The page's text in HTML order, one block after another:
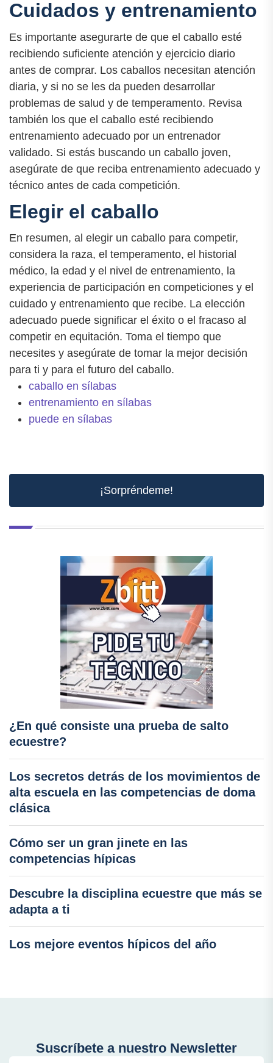
Cuidados y entrenamiento
Es importante asegurarte de que el caballo esté
recibiendo suficiente atención y ejercicio diario
antes de comprar. Los caballos necesitan atención
diaria, y si no se les da pueden desarrollar
problemas de salud y de temperamento. Revisa
también los que el caballo esté recibiendo
entrenamiento adecuado por un entrenador
validado. Si estás buscando un caballo joven,
asegúrate de que reciba entrenamiento adecuado y
técnico antes de cada competición.
Elegir el caballo
En resumen, al elegir un caballo para competir,
considera la raza, el temperamento, el historial
médico, la edad y el nivel de entrenamiento, la
experiencia de participación en competiciones y el
cuidado y entrenamiento que recibe. La elección
adecuado puede significar el éxito o el fracaso al
competir en equitación. Toma el tiempo que
necesites y asegúrate de tomar la mejor decisión
para ti y para el futuro del caballo.
caballo en sílabas
entrenamiento en sílabas
puede en sílabas
¡Sorpréndeme!
¿En qué consiste una prueba de salto
ecuestre?
Los secretos detrás de los movimientos de
alta escuela en las competencias de doma
clásica
Cómo ser un gran jinete en las
competencias hípicas
Descubre la disciplina ecuestre que más se
adapta a ti
Los mejore eventos hípicos del año
Suscríbete a nuestro Newsletter